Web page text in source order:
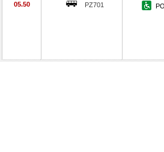
05.50 PZ701